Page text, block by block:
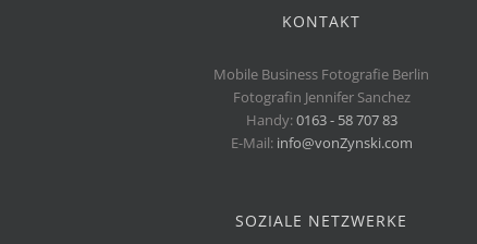
KONTAKT
Mobile Business Fotografie Berlin
Fotografin Jennifer Sanchez
Handy:0163 - 58 707 83
E-Mail: info@vonZynski.com
SOZIALE NETZWERKE